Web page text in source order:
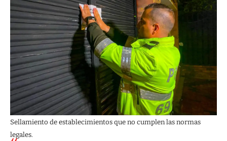
Sellamiento de establecimientos que no cumplen las normas
legales.